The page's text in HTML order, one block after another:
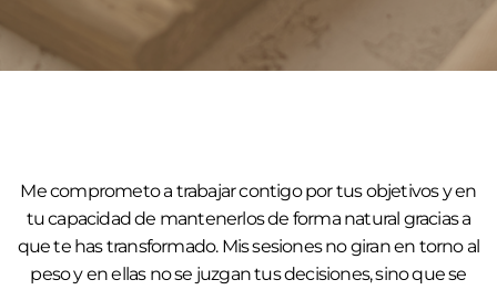
Me comprometo a trabajar contigo por tus objetivos y en
tu capacidad de mantenerlos de forma natural gracias a
que te has transformado. Mis sesiones no giran en torno al
peso y en ellas no se juzgan tus decisiones, sino que se